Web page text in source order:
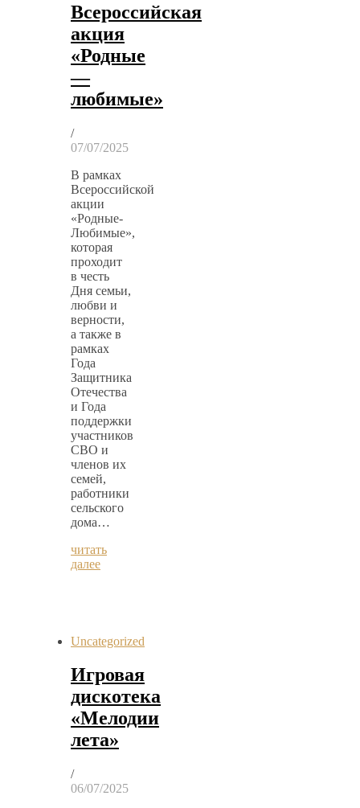
Всероссийская
акция
«Родные
—
любимые»
/
07/07/2025
В рамках
Всероссийской
акции
«Родные-
Любимые»,
которая
проходит
в честь
Дня семьи,
любви и
верности,
а также в
рамках
Года
Защитника
Отечества
и Года
поддержки
участников
СВО и
членов их
семей,
работники
сельского
дома…
читать
далее
Uncategorized
Игровая
дискотека
«Мелодии
лета»
/
06/07/2025